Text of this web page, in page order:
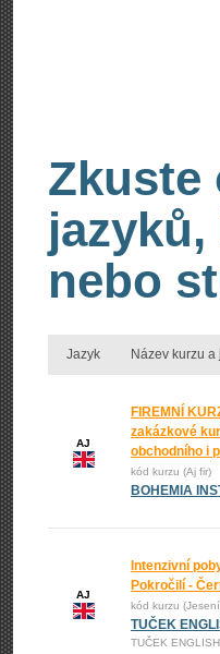
Zkuste
nebo
Jazyk Název kurzu
AJ
FIREMNÍ
zakázkové
obchodního i
kód kurzu (Aj fir)
BOHEMIA
AJ
Intenzivní
Pokročilí -
kód kurzu
TUČEK
TUČEK